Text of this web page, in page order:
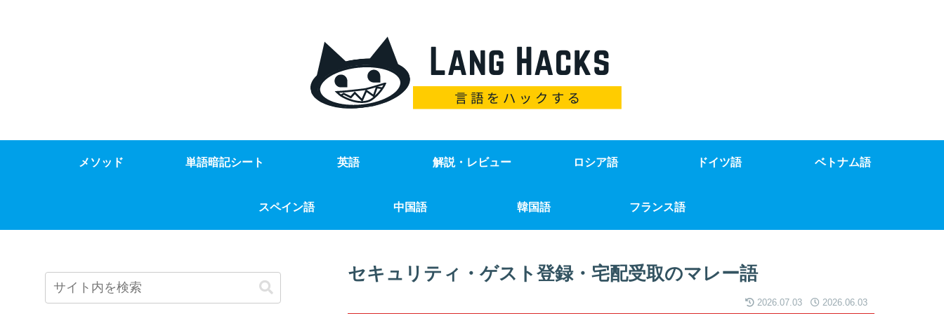
メソッド 単語暗記シート 英語 解説・レビュー ロシア語 ドイツ語 ベトナム語
スペイン語 中国語 韓国語 フランス語
セキュリティ・ゲスト登録・宅配受取のマレー語
2026.07.03 2026.06.03